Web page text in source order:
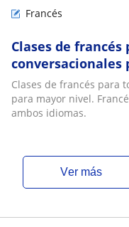
Francés
Clases de
conversacionales
nativo con muy
idiomas
Clases de francés para
para mayor nivel.
ambos idiomas.
ver más